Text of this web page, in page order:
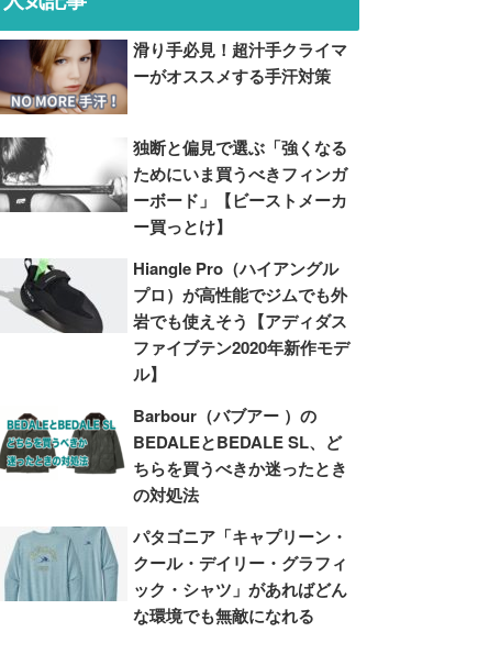
滑り手必見！超汁手クライマ
ーがオススメする手汗対策
独断と偏見で選ぶ「強くなる
ためにいま買うべきフィンガ
ーボード」【ビーストメーカ
ー買っとけ】
Hiangle Pro（ハイアングル
プロ）が高性能でジムでも外
岩でも使えそう【アディダス
ファイブテン2020年新作モデ
ル】
Barbour（バブアー ）の
BEDALEとBEDALE SL、ど
ちらを買うべきか迷ったとき
の対処法
パタゴニア「キャプリーン・
クール・デイリー・グラフィ
ック・シャツ」があればどん
な環境でも無敵になれる